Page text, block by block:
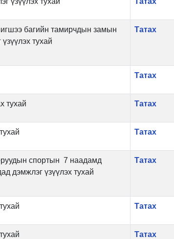
багийн тамирчдын замын
тухай
Татах
Татах
тухай Татах
Татах
спортын 7 наадамд
дэмжлэг үзүүлэх тухай
Татах
Татах
Татах